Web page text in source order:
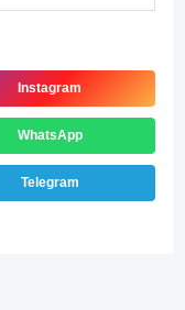
Instagram
WhatsApp
Telegram